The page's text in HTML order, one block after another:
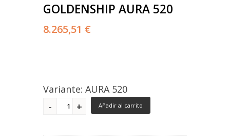
GOLDENSHIP AURA 520
8.265,51 €
Variante: AURA 520
Añadir al carrito